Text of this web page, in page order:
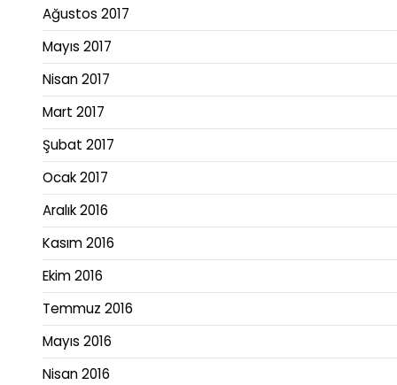
Ağustos 2017
Mayıs 2017
Nisan 2017
Mart 2017
Şubat 2017
Ocak 2017
Aralık 2016
Kasım 2016
Ekim 2016
Temmuz 2016
Mayıs 2016
Nisan 2016